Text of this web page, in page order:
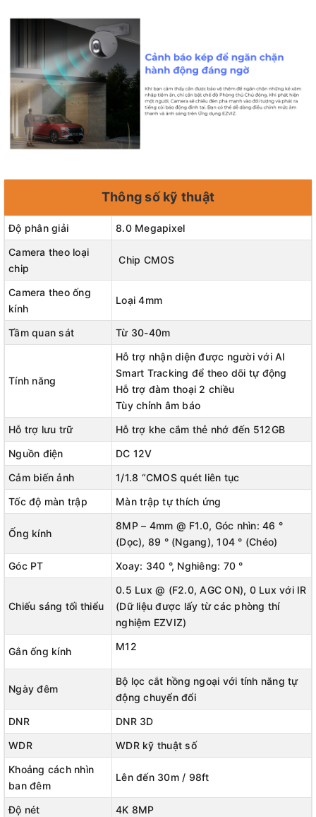
Thông số kỹ thuật
Độ phân giải
8.0 Megapixel
Camera theo loại
chip
Chip CMOS
Camera theo ống
kính
Loại 4mm
Tầm quan sát Từ 30-40m
Tính năng
Hỗ trợ nhận diện được người với AI
Smart Tracking để theo dõi tự động
Hỗ trợ đàm thoại 2 chiều
Tùy chỉnh âm báo
Hỗ trợ lưu trữ
Hỗ trợ khe cắm thẻ nhớ đến 512GB
Nguồn điện
DC 12V
Cảm biến ảnh
1/1.8 “CMOS quét liên tục
Tốc độ màn trập
Màn trập tự thích ứng
Ống kính
8MP – 4mm @ F1.0, Góc nhìn: 46 °
(Dọc), 89 ° (Ngang), 104 ° (Chéo)
Góc PT
Xoay: 340 °, Nghiêng: 70 °
Chiếu sáng tối thiểu
0.5 Lux @ (F2.0, AGC ON), 0 Lux với IR
(Dữ liệu được lấy từ các phòng thí
nghiệm EZVIZ)
Gắn ống kính M12
Ngày đêm
Bộ lọc cắt hồng ngoại với tính năng tự
động chuyển đổi
DNR
DNR 3D
WDR
WDR kỹ thuật số
Khoảng cách nhìn
ban đêm
Lên đến 30m / 98ft
Độ nét 4K 8MP